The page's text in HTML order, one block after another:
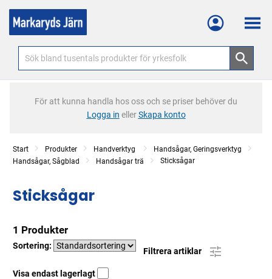
Meny
För att kunna handla hos oss och se priser behöver du
Logga in ellerSkapa konto
Start Produkter Handverktyg
Handsågar, Geringsverktyg
Handsågar, Sågblad
Handsågar trä Sticksågar
Sticksågar
1 Produkter
Sortering:
Filtrera artiklar
Visa endast lagerlagt